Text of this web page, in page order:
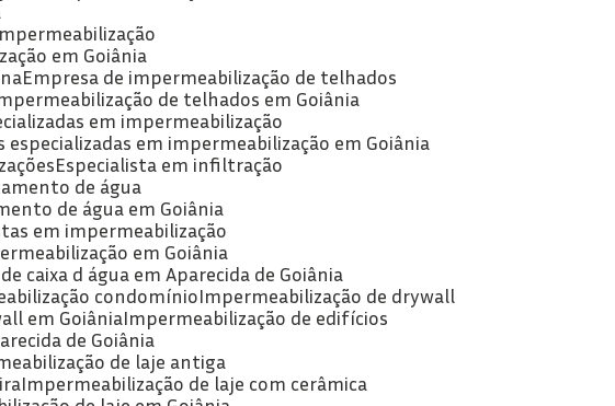
em Goiânia
Empresa de impermeabilização de telhados
de telhados em Goiânia
em impermeabilização
especializadas em impermeabilização em Goiânia
Especialista em infiltração
de água
de água em Goiânia
em impermeabilização
em Goiânia
caixa d água em Aparecida de Goiânia
condomínio Impermeabilização de drywall
em Goiânia Impermeabilização de edifícios
de Goiânia
de laje antiga
Impermeabilização de laje com cerâmica